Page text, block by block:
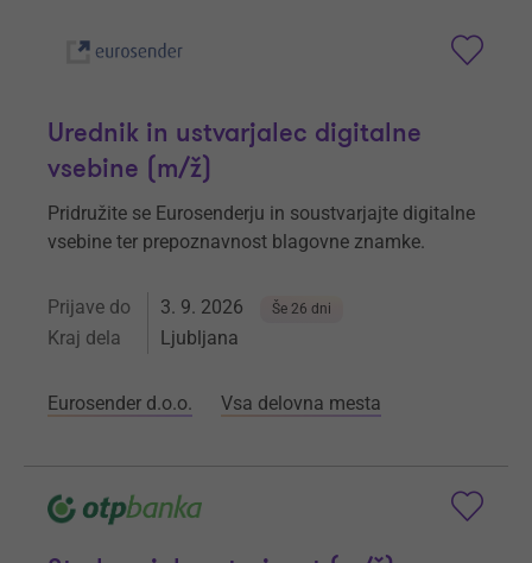
Urednik in ustvarjalec digitalne
vsebine (m/ž)
Pridružite se Eurosenderju in soustvarjajte digitalne
vsebine ter prepoznavnost blagovne znamke.
Prijave do 3. 9. 2026 Še 26 dni
Kraj dela Ljubljana
Eurosender d.o.o. Vsa delovna mesta